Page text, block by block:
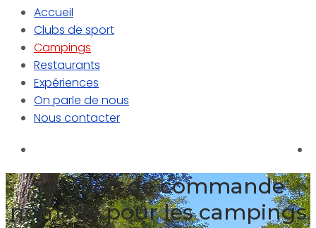
Accueil
Clubs de sport
Campings
Restaurants
Expériences
On parle de nous
Nous contacter
Solution de commande
nomade pour les campings